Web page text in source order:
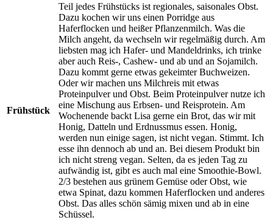
Frühstück
Teil jedes Frühstücks ist regionales, saisonales Obst.
Dazu kochen wir uns einen Porridge aus
Haferflocken und heißer Pflanzenmilch. Was die
Milch angeht, da wechseln wir regelmäßig durch. Am
liebsten mag ich Hafer- und Mandeldrinks, ich trinke
aber auch Reis-, Cashew- und ab und an Sojamilch.
Dazu kommt gerne etwas gekeimter Buchweizen.
Oder wir machen uns Milchreis mit etwas
Proteinpulver und Obst. Beim Proteinpulver nutze ich
eine Mischung aus Erbsen- und Reisprotein. Am
Wochenende backt Lisa gerne ein Brot, das wir mit
Honig, Datteln und Erdnussmus essen. Honig,
werden nun einige sagen, ist nicht vegan. Stimmt. Ich
esse ihn dennoch ab und an. Bei diesem Produkt bin
ich nicht streng vegan. Selten, da es jeden Tag zu
aufwändig ist, gibt es auch mal eine Smoothie-Bowl.
2/3 bestehen aus grünem Gemüse oder Obst, wie
etwa Spinat, dazu kommen Haferflocken und anderes
Obst. Das alles schön sämig mixen und ab in eine
Schüssel.